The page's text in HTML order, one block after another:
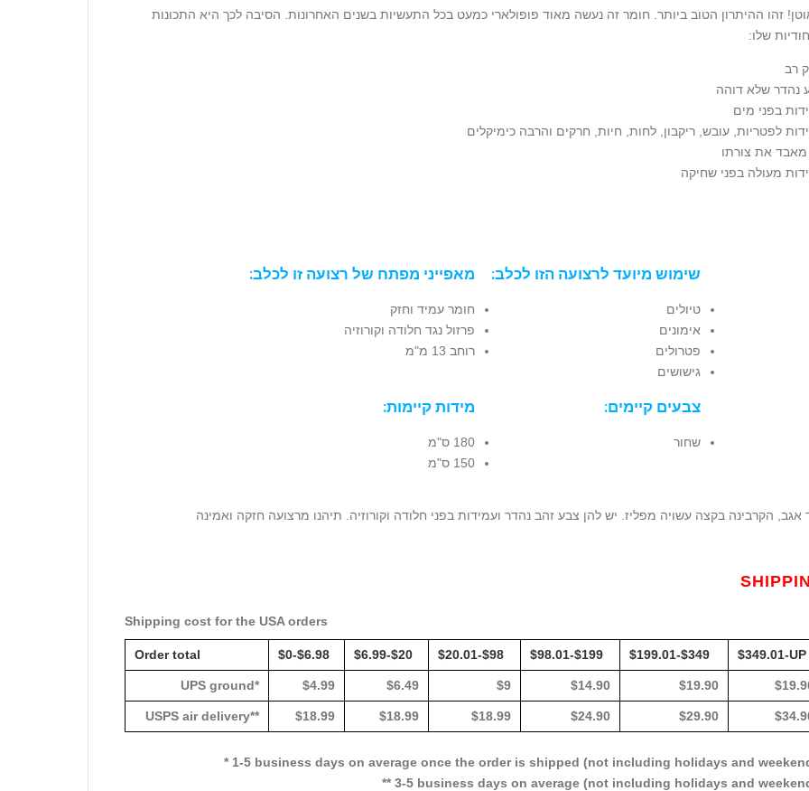
זהו ההיתרון הטוב ביותר. חומר זה נעשה מאוד פופולארי כמעט בכל התעשיות בשנים האחרונות. הסיבה לכך היא התכונות
שלו:
רב
נהדר שלא דוהה
בפני מים
לפטריות, עובש, ריקבון, לחות, חיות, חרקים והרבה כימיקלים
את צורתו
מעולה בפני שחיקה
מאפייני מפתח של רצועה זו לכלב:
חומר עמיד וחזק
פרזול נגד חלודה וקורוזיה
רוחב 13 מ"מ
שימוש מיועד לרצועה הזו לכלב:
טיולים
אימונים
פטרולים
גישושים
מידות קיימות:
180 ס"מ
150 ס"מ
צבעים קיימים:
שחור
אגב, הקרבינה בקצה עשויה מפליז. יש להן צבע זהב נהדר ועמידות בפני חלודה וקורוזיה. תיהנו מרצועה חזקה ואמינה
Shipping cost for the USA orders
Order total $0-$6.98 $6.99-$20 $20.01-$98 $98.01-$199 $199.01-$349 $349.01-UP
UPS ground* $4.99 $6.49 $9 $14.90 $19.90
USPS air delivery** $18.99 $18.99 $18.99 $24.90 $29.90
* 1-5 business days on average once the order is shipped (not including holidays and
** 3-5 business days on average (not including holidays and